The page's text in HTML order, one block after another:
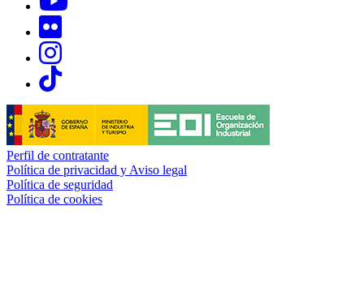
Links, Opens in this window
Links, Opens in this window
Links, Opens in this window
Perfil de contratante
Política de privacidad y Aviso legal
Política de seguridad
Política de cookies